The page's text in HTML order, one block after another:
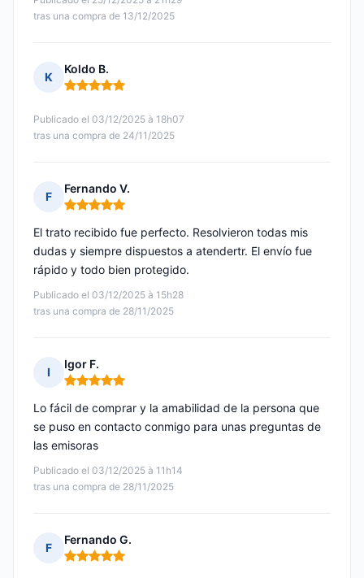
tras una compra de 13/12/2025
K
Koldo B.
Nota: 5 de 5
Publicado el 03/12/2025 à 18h07
tras una compra de 24/11/2025
F
Fernando V.
Nota: 5 de 5
Publicado el 03/12/2025 à 15h28
tras una compra de 28/11/2025
El trato recibido fue perfecto. Resolvieron todas mis
dudas y siempre dispuestos a atendertr. El envío fue
rápido y todo bien protegido.
I
Igor F.
Nota: 5 de 5
Publicado el 03/12/2025 à 11h14
tras una compra de 28/11/2025
Lo fácil de comprar y la amabilidad de la persona que
se puso en contacto conmigo para unas preguntas de
las emisoras
F
Fernando G.
Nota: 5 de 5